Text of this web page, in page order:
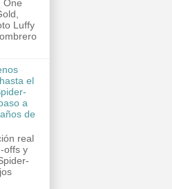
One
Luffy
el
a
de
real
offs y